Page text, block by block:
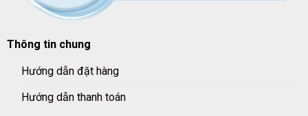
Thông tin chung
Hướng dẫn đặt hàng
Hướng dẫn thanh toán